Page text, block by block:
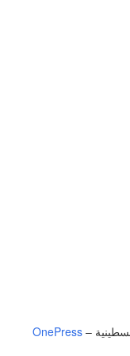
–
OnePress